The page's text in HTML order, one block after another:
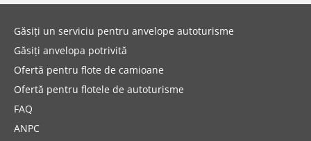
Găsiți un serviciu pentru anvelope autoturisme
Găsiți anvelopa potrivită
Ofertă pentru flote de camioane
Ofertă pentru flotele de autoturisme
FAQ
ANPC